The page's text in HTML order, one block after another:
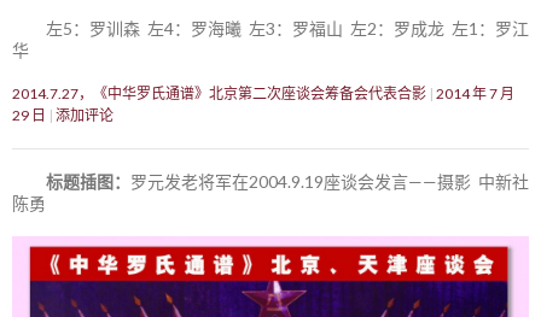
左5：罗训森 左4：罗海曦 左3：罗福山 左2：罗成龙 左1：罗江
华
2014.7.27，《中华罗氏通谱》北京第二次座谈会筹备会代表合影 2014 年 7 月
29 日
添加评论
标题插图： 罗元发老将军在2004.9.19座谈会发言——摄影 中新社
陈勇